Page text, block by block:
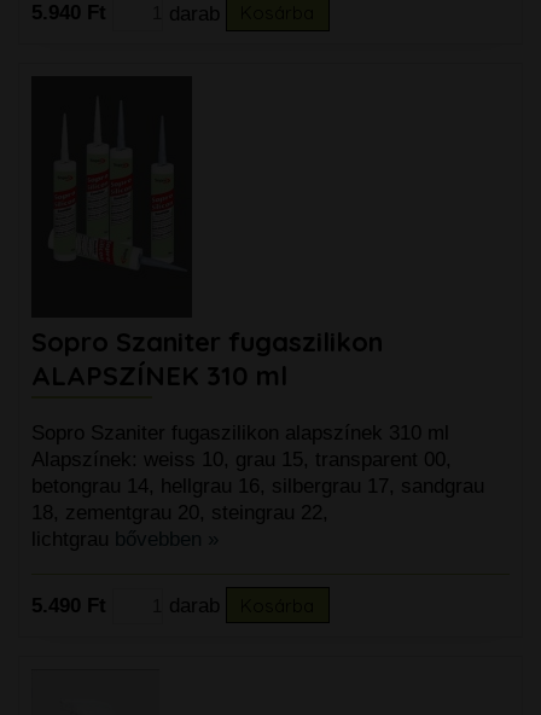
5.940 Ft darab
Sopro Szaniter fugaszilikon
ALAPSZÍNEK 310 ml
Sopro Szaniter fugaszilikon alapszínek 310 ml
Alapszínek: weiss 10, grau 15, transparent 00,
betongrau 14, hellgrau 16, silbergrau 17, sandgrau
18, zementgrau 20, steingrau 22,
lichtgrau bővebben »
5.490 Ft darab